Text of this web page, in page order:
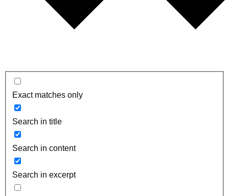
Exact matches only
Search in title
Search in content
Search in excerpt